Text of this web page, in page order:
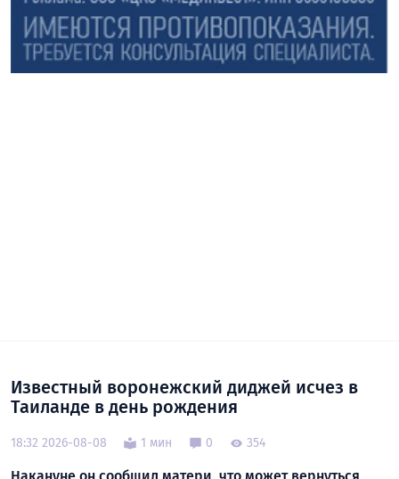
Известный воронежский диджей исчез в
Таиланде в день рождения
18:32 2026-08-08 1 мин 0 354
Накануне он сообщил матери, что может вернуться